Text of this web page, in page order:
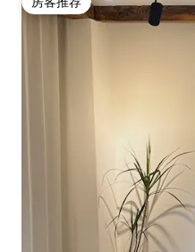
房客推荐